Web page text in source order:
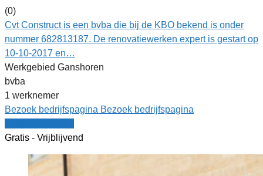
(0)
Cvt Construct is een bvba die bij de KBO bekend is onder
nummer 682813187. De renovatiewerken expert is gestart op
10-10-2017 en…
Werkgebied Ganshoren
bvba
1 werknemer
Bezoek bedrijfspagina Bezoek bedrijfspagina
Gratis - Vrijblijvend